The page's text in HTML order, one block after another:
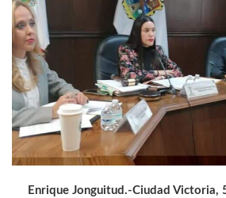
Enrique Jonguitud.-Ciudad Victoria,